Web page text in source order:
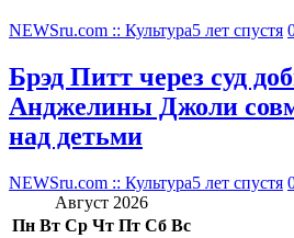
NEWSru.com :: Культура5 лет спустя
Брэд Питт через суд
Анджелины Джоли
над детьми
NEWSru.com :: Культура5 лет спустя
Август 2026
Пн Вт Ср Чт Пт Сб Вс